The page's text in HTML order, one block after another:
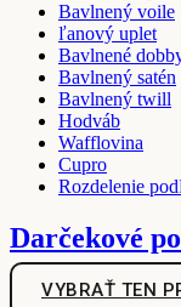
Bavlnený voile
ľanový uplet
Bavlnené
Bavlnený satén
Bavlnený twill
Hodváb
Wafflovina
Cupro
Rozdelenie
Darčekové
VYBRAŤ TEN